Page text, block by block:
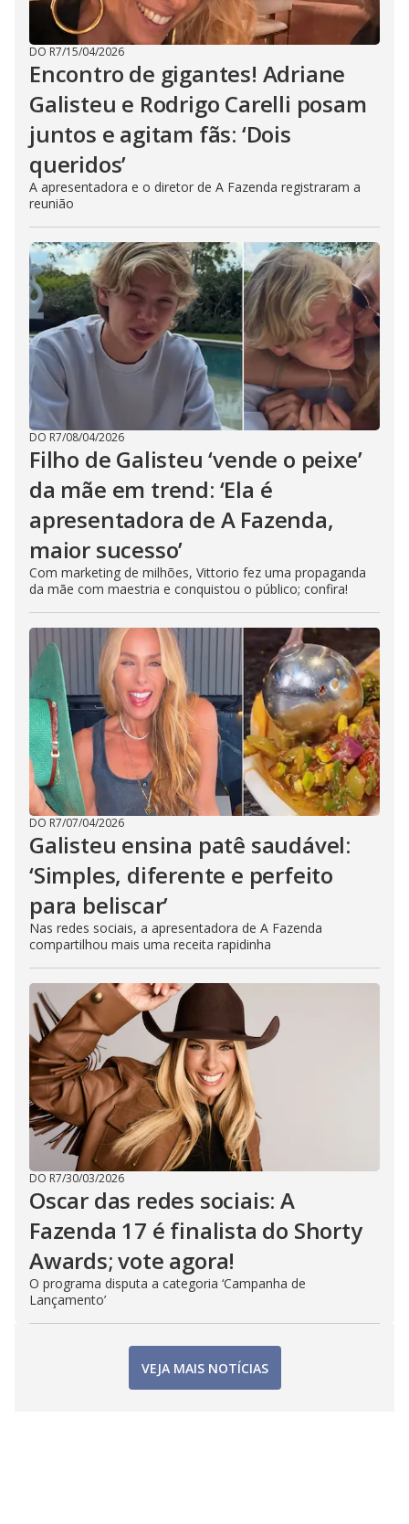
DO R7/15/04/2026
Encontro de gigantes! Adriane
Galisteu e Rodrigo Carelli posam
juntos e agitam fãs: ‘Dois
queridos’
A apresentadora e o diretor de A Fazenda registraram a
reunião
DO R7/08/04/2026
Filho de Galisteu ‘vende o peixe’
da mãe em trend: ‘Ela é
apresentadora de A Fazenda,
maior sucesso’
Com marketing de milhões, Vittorio fez uma propaganda
da mãe com maestria e conquistou o público; confira!
DO R7/07/04/2026
Galisteu ensina patê saudável:
‘Simples, diferente e perfeito
para beliscar’
Nas redes sociais, a apresentadora de A Fazenda
compartilhou mais uma receita rapidinha
DO R7/30/03/2026
Oscar das redes sociais: A
Fazenda 17 é finalista do Shorty
Awards; vote agora!
O programa disputa a categoria ‘Campanha de
Lançamento’
VEJA MAIS NOTÍCIAS